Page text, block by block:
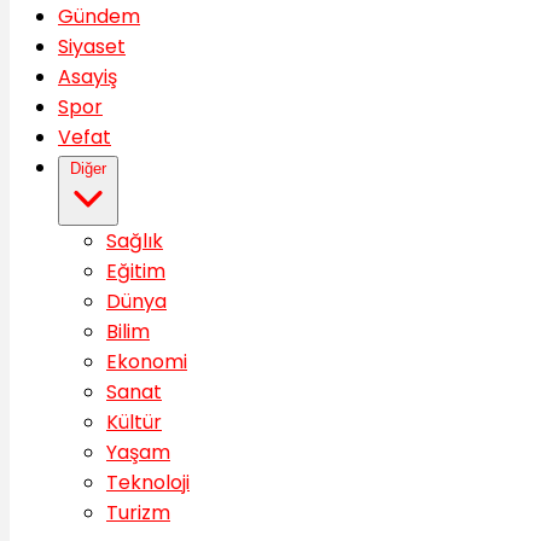
Gündem
Siyaset
Asayiş
Spor
Vefat
Diğer
Sağlık
Eğitim
Dünya
Bilim
Ekonomi
Sanat
Kültür
Yaşam
Teknoloji
Turizm